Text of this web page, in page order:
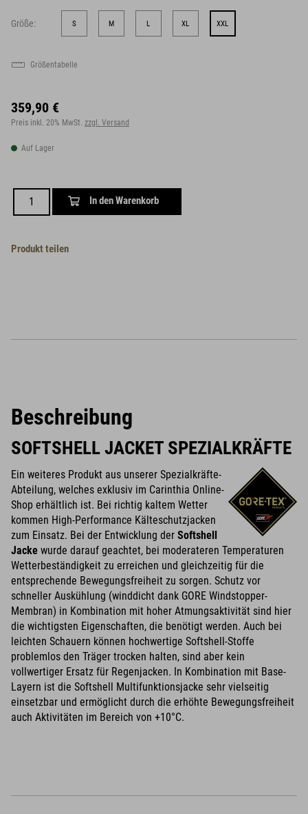
Größe: S M L XL XXL
Größentabelle
359,90 €
Preis inkl. 20% MwSt. zzgl. Versand
Auf Lager
In den Warenkorb
Produkt teilen
Beschreibung
SOFTSHELL JACKET SPEZIALKRÄFTE
Ein weiteres Produkt aus unserer Spezialkräfte-
Abteilung, welches exklusiv im Carinthia Online-
Shop erhältlich ist. Bei richtig kaltem Wetter
kommen High-Performance Kälteschutzjacken
zum Einsatz. Bei der Entwicklung der Softshell
Jacke wurde darauf geachtet, bei moderateren Temperaturen
Wetterbeständigkeit zu erreichen und gleichzeitig für die
entsprechende Bewegungsfreiheit zu sorgen. Schutz vor
schneller Auskühlung (winddicht dank GORE Windstopper-
Membran) in Kombination mit hoher Atmungsaktivität sind hier
die wichtigsten Eigenschaften, die benötigt werden. Auch bei
leichten Schauern können hochwertige Softshell-Stoffe
problemlos den Träger trocken halten, sind aber kein
vollwertiger Ersatz für Regenjacken. In Kombination mit Base-
Layern ist die Softshell Multifunktionsjacke sehr vielseitig
einsetzbar und ermöglicht durch die erhöhte Bewegungsfreiheit
auch Aktivitäten im Bereich von +10°C.